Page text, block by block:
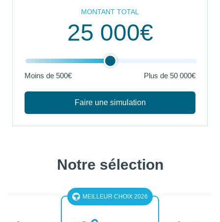
MONTANT TOTAL
25 000€
Moins de 500€ Plus de 50 000€
Faire une simulation
Notre sélection
MEILLEUR CHOIX 2026